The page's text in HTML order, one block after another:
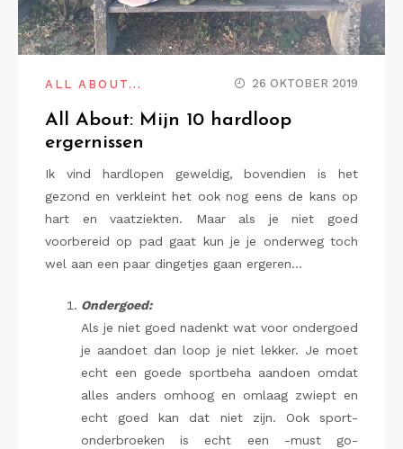
ALL ABOUT... 26 OKTOBER 2019
All About: Mijn 10 hardloop
ergernissen
Ik vind hardlopen geweldig, bovendien is het
gezond en verkleint het ook nog eens de kans op
hart en vaatziekten. Maar als je niet goed
voorbereid op pad gaat kun je je onderweg toch
wel aan een paar dingetjes gaan ergeren…
Ondergoed:
Als je niet goed nadenkt wat voor ondergoed
je aandoet dan loop je niet lekker. Je moet
echt een goede sportbeha aandoen omdat
alles anders omhoog en omlaag zwiept en
echt goed kan dat niet zijn. Ook sport-
onderbroeken is echt een -must go-